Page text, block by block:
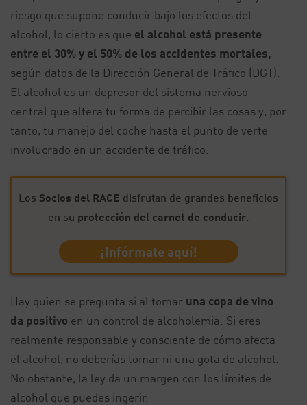
riesgo que supone conducir bajo los efectos del
alcohol, lo cierto es que el alcohol está presente
entre el 30% y el 50% de los accidentes mortales,
según datos de la Dirección General de Tráfico (DGT).
El alcohol es un depresor del sistema nervioso
central que altera tu forma de percibir las cosas y, por
tanto, tu manejo del coche hasta el punto de verte
involucrado en un accidente de tráfico.
Los Socios del RACE disfrutan de grandes beneficios
en su protección del carnet de conducir.
¡Infórmate aquí!
Hay quien se pregunta si al tomar una copa de vino
da positivo en un control de alcoholemia. Si eres
realmente responsable y consciente de cómo afecta
el alcohol, no deberías tomar ni una gota de alcohol.
No obstante, la ley da un margen con los límites de
alcohol que puedes ingerir.